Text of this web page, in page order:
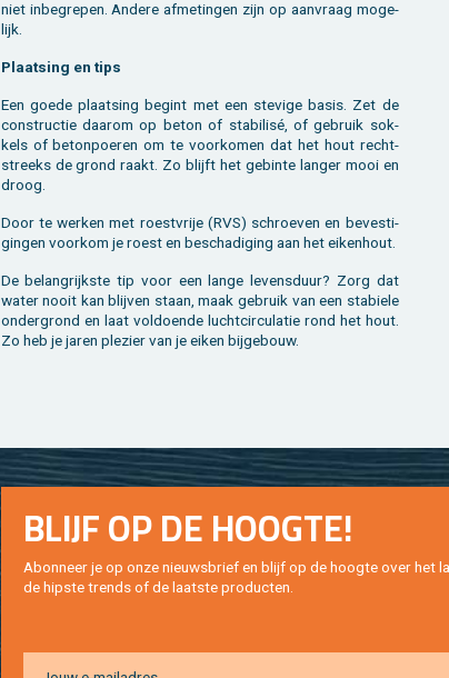
niet in­be­gre­pen. An­de­re af­me­tin­gen zijn op aan­vraag mo­ge­
lijk.
Plaat­sing en tips
Een goede plaat­sing be­gint met een ste­vi­ge basis. Zet de
con­struc­tie daar­om op beton of sta­bi­lisé, of ge­bruik sok­
kels of be­ton­poe­ren om te voor­ko­men dat het hout recht­
streeks de grond raakt. Zo blijft het ge­bin­te lan­ger mooi en
droog.
Door te wer­ken met roest­vrije (RVS) schroe­ven en be­ves­ti­
gin­gen voor­kom je roest en be­scha­di­ging aan het ei­ken­hout.
De be­lang­rijk­ste tip voor een lange le­vens­duur? Zorg dat
water nooit kan blij­ven staan, maak ge­bruik van een sta­bie­le
on­der­grond en laat vol­doen­de lucht­cir­cu­la­tie rond het hout.
Zo heb je jaren ple­zier van je eiken bij­ge­bouw.
BLIJF OP DE HOOG­TE!
Abon­neer je op onze nieuws­brief en blijf op de hoog­te over het
de hip­s­te trends of de laat­ste pro­duc­ten.